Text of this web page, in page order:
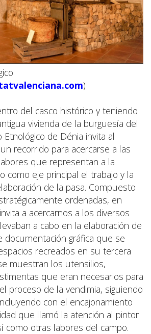
)
del casco histórico y teniendo
vivienda de la burguesía del
Etnológico de Dénia invita al
recorrido para acercarse a las
que representan a la
como eje principal el trabajo y la
de la pasa. Compuesto
ordenadas, en
a acercarnos a los diversos
a cabo en la elaboración de
documentación gráfica que se
recreados en su tercera
muestran los utensilios,
que eran necesarios para
proceso de la vendimia, siguiendo
con el encajonamiento
que llamó la atención al pintor
como otras labores del campo.